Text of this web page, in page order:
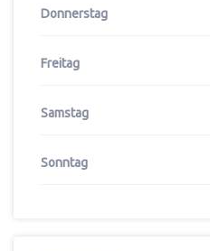
Donnerstag
Freitag
Samstag
Sonntag